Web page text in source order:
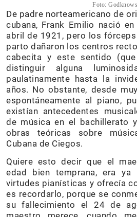
Foto: Godknows
De padre norteamericano de
cubana, Frank Emilio nació
abril de 1921, pero los
parto dañaron los centros
cabecita y este sentido
distinguir alguna
paulatinamente hasta la
años. No obstante, desde
espontáneamente al piano,
existían antecedentes
de música en el bachillerato
obras teóricas sobre
Cubana de Ciegos.
Quiere esto decir que el
edad bien temprana, era ya
virtudes pianísticas y ofrecía
es recordarlo, porque se
su fallecimiento el 24 de